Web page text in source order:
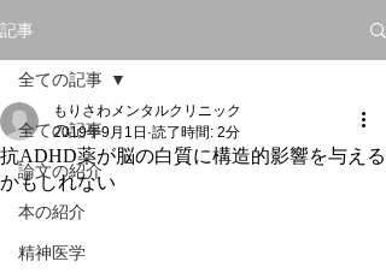
記事
全ての記事
論文の紹介
本の紹介
精神医学
全ての記事
抗ADHD薬が脳の白質に構造的影響を与える
かもしれない
もりさわメンタルクリニック
2019年9月1日 読了時間: 2分